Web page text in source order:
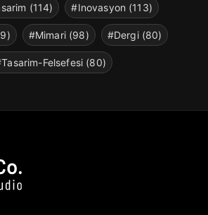
(114) #Inovasyon (113)
#Mimari (98) #Dergi (80)
Felsefesi (80)